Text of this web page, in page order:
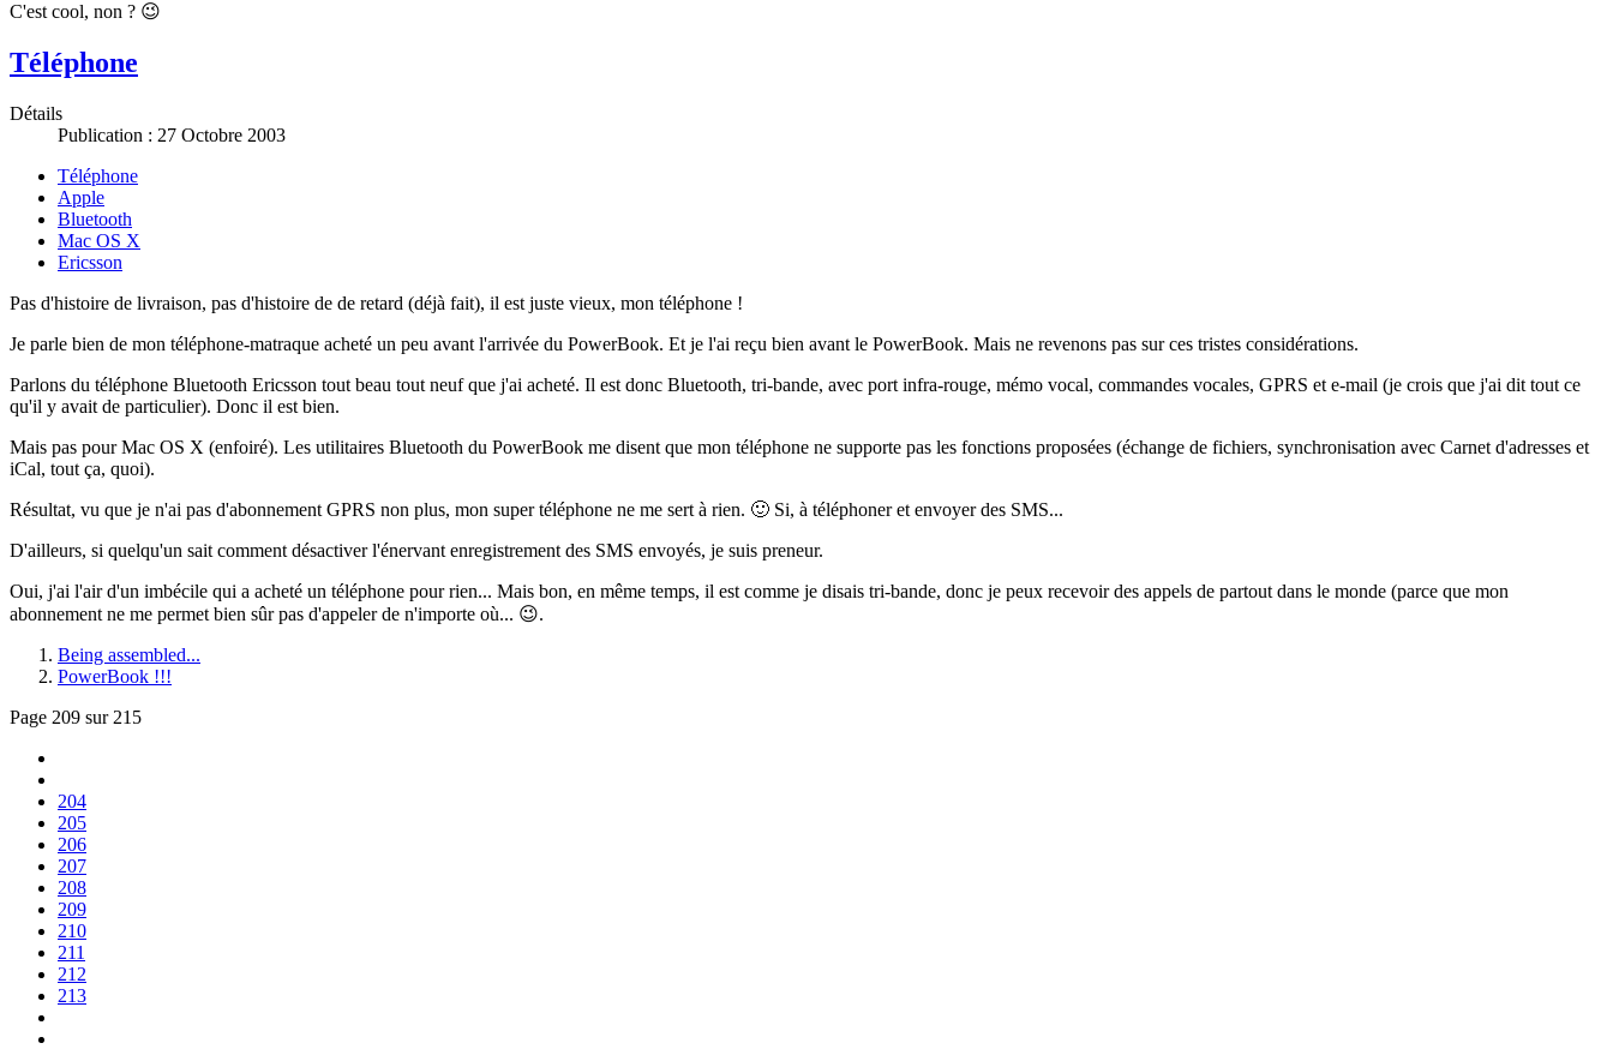
C'est cool, non ? 😉
Téléphone
Détails
Publication : 27 Octobre 2003
Téléphone
Apple
Bluetooth
Mac OS X
Ericsson
Pas d'histoire de livraison, pas d'histoire de de retard (déjà fait), il est juste vieux, mon téléphone !
Je parle bien de mon téléphone-matraque acheté un peu avant l'arrivée du PowerBook. Et je l'ai reçu bien avant le PowerBook. Mais ne revenons pas sur ces tristes considérations.
Parlons du téléphone Bluetooth Ericsson tout beau tout neuf que j'ai acheté. Il est donc Bluetooth, tri-bande, avec port infra-rouge, mémo vocal, commandes vocales, GPRS et e-mail (je crois que j'ai dit tout ce
qu'il y avait de particulier). Donc il est bien.
Mais pas pour Mac OS X (enfoiré). Les utilitaires Bluetooth du PowerBook me disent que mon téléphone ne supporte pas les fonctions proposées (échange de fichiers, synchronisation avec Carnet d'adresses et
iCal, tout ça, quoi).
Résultat, vu que je n'ai pas d'abonnement GPRS non plus, mon super téléphone ne me sert à rien. 🙂 Si, à téléphoner et envoyer des SMS...
D'ailleurs, si quelqu'un sait comment désactiver l'énervant enregistrement des SMS envoyés, je suis preneur.
Oui, j'ai l'air d'un imbécile qui a acheté un téléphone pour rien... Mais bon, en même temps, il est comme je disais tri-bande, donc je peux recevoir des appels de partout dans le monde (parce que mon
abonnement ne me permet bien sûr pas d'appeler de n'importe où... 😉.
Being assembled...
PowerBook !!!
Page 209 sur 215
204
205
206
207
208
209
210
211
212
213